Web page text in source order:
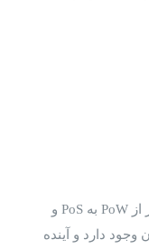
اتریوم به عنوان یکی از برجسته‌ترین پروژه‌های بلاکچین، با تحولاتی که در چارچوب اتریوم 2.0 انجام داده است، به دنبال بهبود مقیاس‌پذیری، کاهش مصرف انرژی، و افزایش امنیت است. تغییر از PoW به PoS و
دارد و آینده